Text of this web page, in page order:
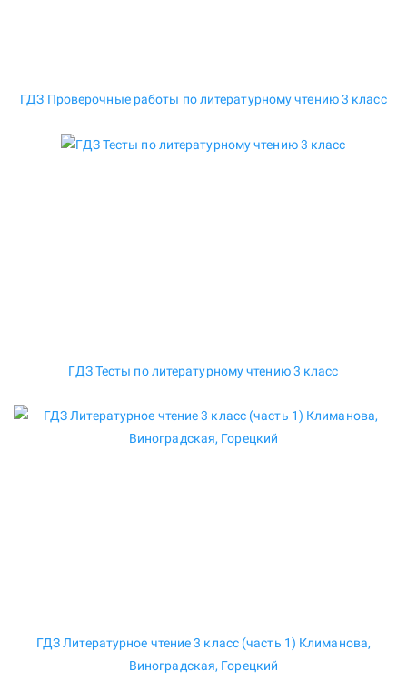
ГДЗ Проверочные работы по литературному чтению 3 класс
ГДЗ Тесты по литературному чтению 3 класс
ГДЗ Литературное чтение 3 класс (часть 1) Климанова,
Виноградская, Горецкий